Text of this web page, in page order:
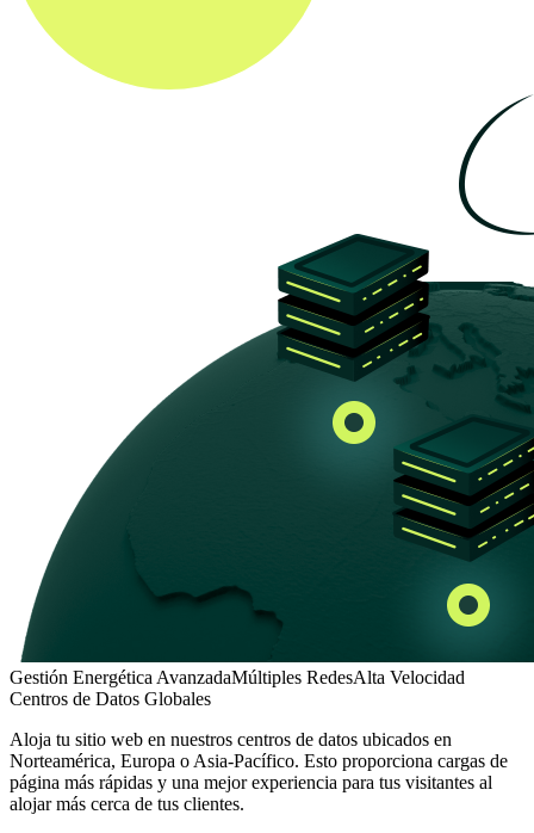
Gestión Energética AvanzadaMúltiples RedesAlta Velocidad
Centros de Datos Globales
Aloja tu sitio web en nuestros centros de datos ubicados en
Norteamérica, Europa o Asia-Pacífico. Esto proporciona cargas de
página más rápidas y una mejor experiencia para tus visitantes al
alojar más cerca de tus clientes.